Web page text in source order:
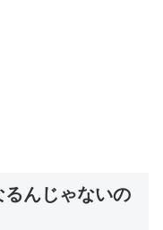
んじゃないの